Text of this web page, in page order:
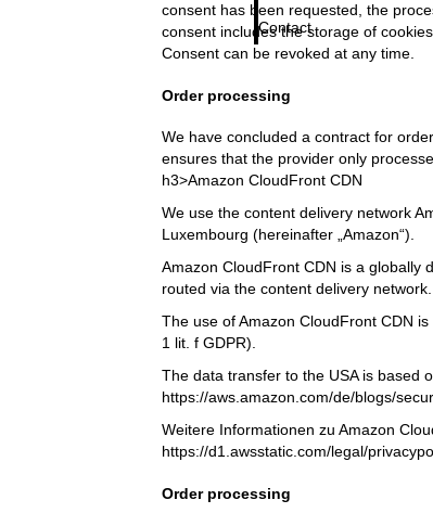
Contact
consent has been requested, the
consent includes the storage of
Consent can be revoked at any time.
Order processing
We have concluded a contract for
ensures that the provider only
h3>Amazon CloudFront CDN
We use the content delivery network
Luxembourg (hereinafter „Amazon“).
Amazon CloudFront CDN is a globally
routed via the content delivery
The use of Amazon CloudFront CDN
1 lit. f GDPR).
The data transfer to the USA is based
https://aws.amazon.com/de/blogs/
Weitere Informationen zu Amazon
https://d1.awsstatic.com/legal/
Order processing